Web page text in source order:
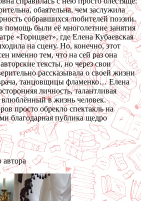
обаятельна, чем заслужила
собравшихся любителей поэзии.
помощь были её многолетние занятия
«Горицвет», где Елена Кубаевская
на сцену. Но, конечно, этот
именно тем, что на сей раз она
тексты, но через свои
рассказывала о своей жизни
танцовщицы фламенко… Елена
личность, талантливая
влюблённый в жизнь человек.
просто обрекло спектакль на
благодарная публика щедро